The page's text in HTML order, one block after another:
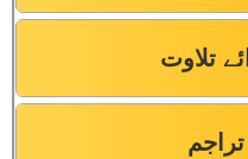
تلاوت